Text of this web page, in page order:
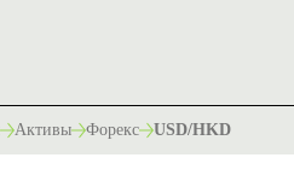
Активы Форекс USD/HKD